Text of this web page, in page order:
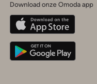
Belgique(Français)
Deutschland
Download onze Omoda app